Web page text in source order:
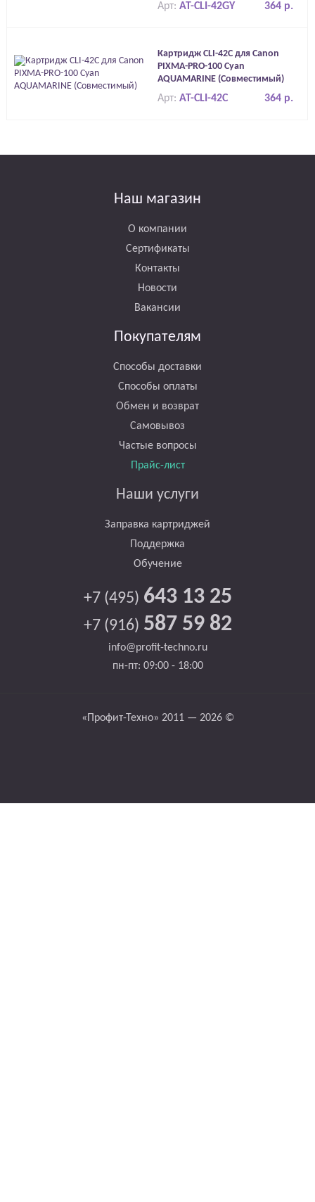
364 р.
Арт:AT-CLI-42GY
Картридж CLI-42C для Canon
PIXMA-PRO-100 Cyan
AQUAMARINE (Совместимый)
364 р.
Арт:AT-CLI-42C
Наш магазин
О компании
Сертификаты
Контакты
Новости
Вакансии
Покупателям
Способы доставки
Способы оплаты
Обмен и возврат
Самовывоз
Частые вопросы
Прайс-лист
Наши услуги
Заправка картриджей
Поддержка
Обучение
+7 (495) 643 13 25
+7 (916) 587 59 82
info@profit-techno.ru
пн-пт: 09:00 - 18:00
«Профит-Техно» 2011 — 2026 ©